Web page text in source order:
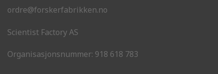
ordre@forskerfabrikken.no
Scientist Factory AS
Organisasjonsnummer: 918 618 783